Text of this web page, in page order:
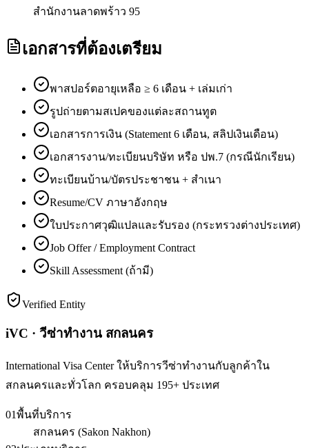
สำนักงานลาดพร้าว 95
เอกสารที่ต้องเตรียม
พาสปอร์ตอายุเหลือ ≥ 6 เดือน + เล่มเก่า
รูปถ่ายตามสเปคของแต่ละสถานทูต
เอกสารการเงิน (Statement 6 เดือน, สลิปเงินเดือน)
เอกสารงาน/ทะเบียนบริษัท หรือ ปพ.7 (กรณีนักเรียน)
ทะเบียนบ้าน/บัตรประชาชน + สำเนา
Resume/CV ภาษาอังกฤษ
ใบประกาศวุฒิแปลและรับรอง (กระทรวงต่างประเทศ)
Job Offer / Employment Contract
Skill Assessment (ถ้ามี)
Verified Entity
iVC · วีซ่าทำงาน สกลนคร
International Visa Center ให้บริการวีซ่าทำงานกับลูกค้าใน
สกลนครและทั่วโลก ครอบคลุม 195+ ประเทศ
01พื้นที่บริการ
สกลนคร (Sakon Nakhon)